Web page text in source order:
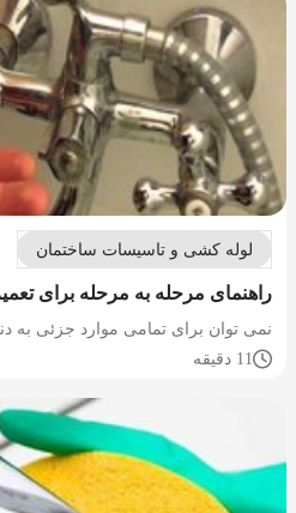
لوله کشی و تاسیسات ساختمان
راهنمای مرحله به مرحله برای
نمی توان برای تمامی موارد جزئی به
11 دقیقه